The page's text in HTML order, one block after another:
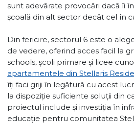
sunt adevărate provocări dacă îi
școală din alt sector decât cel în
Din fericire, sectorul 6 este o
de vedere, oferind acces facil la
schools, școli primare și licee
apartamentele din Stellaris
îți faci griji în legătură cu acest
la dispoziție suficiente soluții din
proiectul include și investiția în
educație pentru comunitatea